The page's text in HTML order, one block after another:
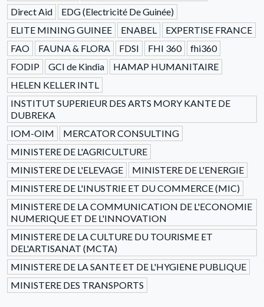
Direct Aid
EDG (Electricité De Guinée)
ELITE MINING GUINEE
ENABEL
EXPERTISE FRANCE
FAO
FAUNA & FLORA FDSI FHI 360
fhi360
FODIP
GCI de Kindia
HAMAP HUMANITAIRE
HELEN KELLER INTL
INSTITUT SUPERIEUR DES ARTS MORY KANTE DE
DUBREKA
IOM-OIM
MERCATOR CONSULTING
MINISTERE DE L'AGRICULTURE
MINISTERE DE L'ELEVAGE
MINISTERE DE L'ENERGIE
MINISTERE DE L'INUSTRIE ET DU COMMERCE (MIC)
MINISTERE DE LA COMMUNICATION DE L'ECONOMIE
NUMERIQUE ET DE L'INNOVATION
MINISTERE DE LA CULTURE DU TOURISME ET
DEL'ARTISANAT (MCTA)
MINISTERE DE LA SANTE ET DE L'HYGIENE PUBLIQUE
MINISTERE DES TRANSPORTS